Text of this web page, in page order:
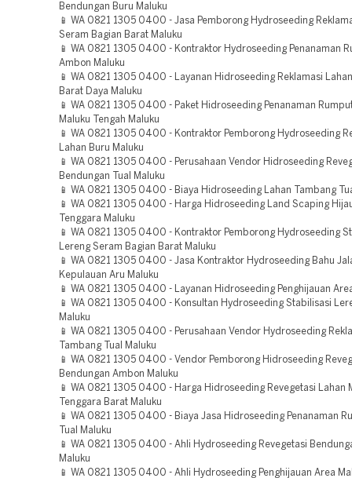
Bendungan Buru Maluku
📱 WA 0821 1305 0400 - Jasa Pemborong Hydroseeding
Seram Bagian Barat Maluku
📱 WA 0821 1305 0400 - Kontraktor Hydroseeding Penanaman
Ambon Maluku
📱 WA 0821 1305 0400 - Layanan Hidroseeding Reklamasi
Barat Daya Maluku
📱 WA 0821 1305 0400 - Paket Hidroseeding Penanaman
Maluku Tengah Maluku
📱 WA 0821 1305 0400 - Kontraktor Pemborong Hydroseeding
Lahan Buru Maluku
📱 WA 0821 1305 0400 - Perusahaan Vendor Hidroseeding
Bendungan Tual Maluku
📱 WA 0821 1305 0400 - Biaya Hidroseeding Lahan Tambang
📱 WA 0821 1305 0400 - Harga Hidroseeding Land Scaping
Tenggara Maluku
📱 WA 0821 1305 0400 - Kontraktor Pemborong Hydroseeding
Lereng Seram Bagian Barat Maluku
📱 WA 0821 1305 0400 - Jasa Kontraktor Hydroseeding Bahu
Kepulauan Aru Maluku
📱 WA 0821 1305 0400 - Layanan Hidroseeding Penghijauan
📱 WA 0821 1305 0400 - Konsultan Hydroseeding Stabilisasi
Maluku
📱 WA 0821 1305 0400 - Perusahaan Vendor Hydroseeding
Tambang Tual Maluku
📱 WA 0821 1305 0400 - Vendor Pemborong Hidroseeding
Bendungan Ambon Maluku
📱 WA 0821 1305 0400 - Harga Hidroseeding Revegetasi Lahan
Tenggara Barat Maluku
📱 WA 0821 1305 0400 - Biaya Jasa Hidroseeding Penanaman
Tual Maluku
📱 WA 0821 1305 0400 - Ahli Hydroseeding Revegetasi
Maluku
📱 WA 0821 1305 0400 - Ahli Hydroseeding Penghijauan Area